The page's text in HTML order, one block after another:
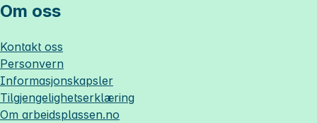
Om oss
Kontakt oss
Personvern
Informasjonskapsler
Tilgjengelighetserklæring
Om arbeidsplassen.no